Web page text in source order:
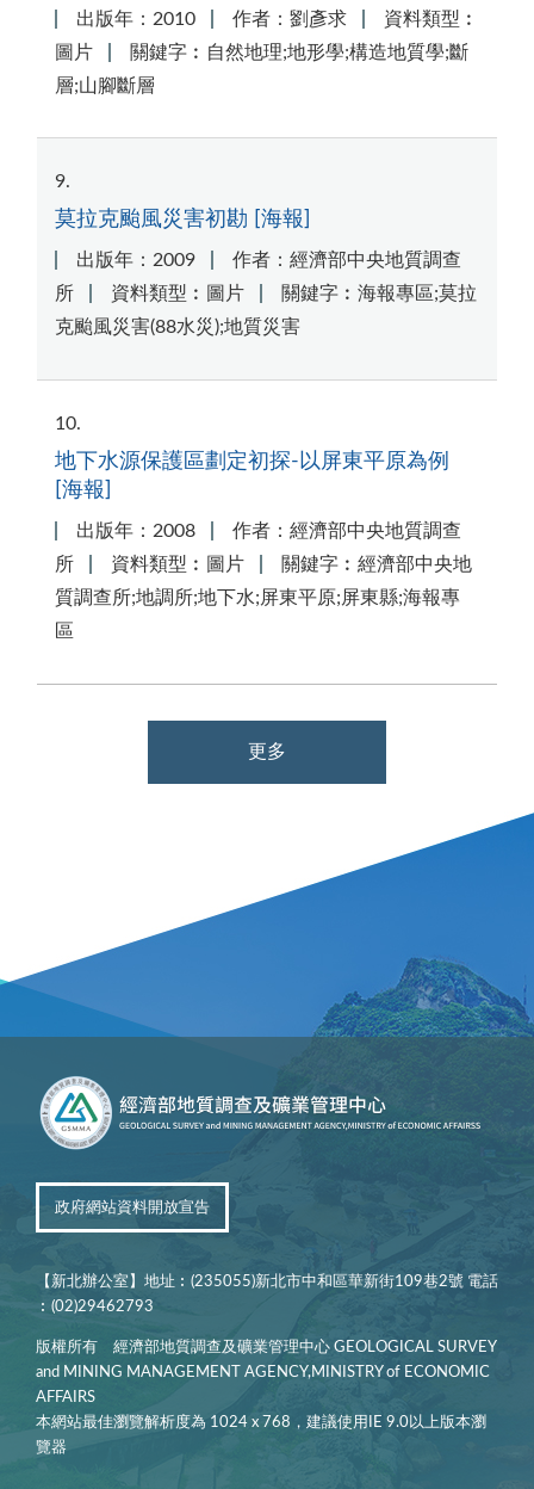
出版年：2010 作者：劉彥求
資料類型︰
圖片
關鍵字︰自然地理;地形學;構造地質學;斷
層;山腳斷層
9
莫拉克颱風災害初勘 [海報]
出版年：2009
作者：經濟部中央地質調查
所
資料類型︰圖片
關鍵字︰海報專區;莫拉
克颱風災害(88水災);地質災害
10
地下水源保護區劃定初探-以屏東平原為例
[海報]
出版年：2008
作者：經濟部中央地質調查
所
資料類型︰圖片
關鍵字︰經濟部中央地
質調查所;地調所;地下水;屏東平原;屏東縣;海報專
區
更多
政府網站資料開放宣告
【新北辦公室】地址︰(235055)新北市中和區華新街109巷2號 電話
︰(02)29462793
版權所有 經濟部地質調查及礦業管理中心 GEOLOGICAL SURVEY
and MINING MANAGEMENT AGENCY,MINISTRY of ECONOMIC
AFFAIRS
本網站最佳瀏覽解析度為 1024 x 768，建議使用IE 9.0以上版本瀏
覽器